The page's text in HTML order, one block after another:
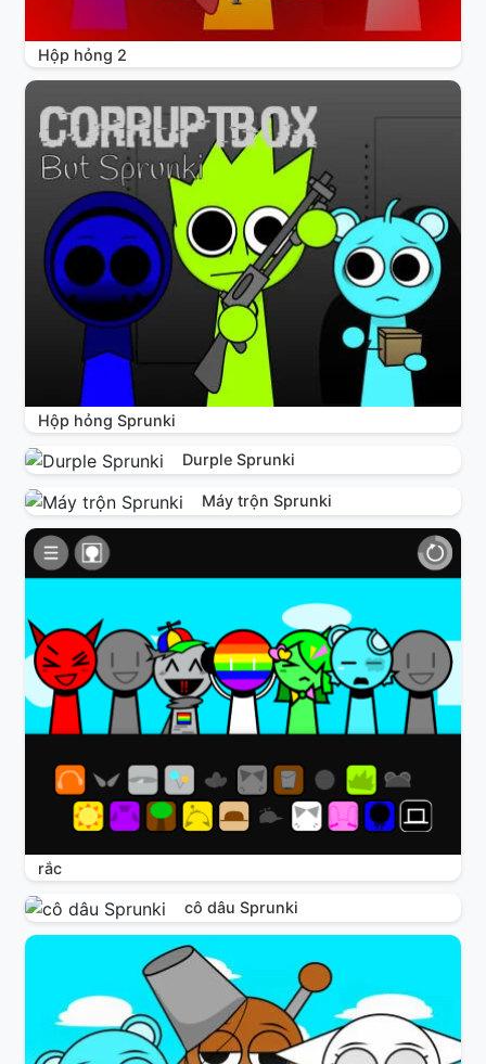
Hộp hỏng 2
Hộp hỏng Sprunki
Durple Sprunki
Máy trộn Sprunki
rắc
cô dâu Sprunki